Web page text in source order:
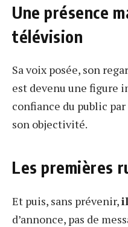
Une présence
télévision
Sa voix posée, son
est devenu une figure
confiance du public
son objectivité.
Les premières
Et puis, sans prévenir,
d’annonce, pas de